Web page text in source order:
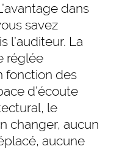
dans
savez
l’auditeur. La
réglée
fonction des
d’écoute
le
changer, aucun
aucune